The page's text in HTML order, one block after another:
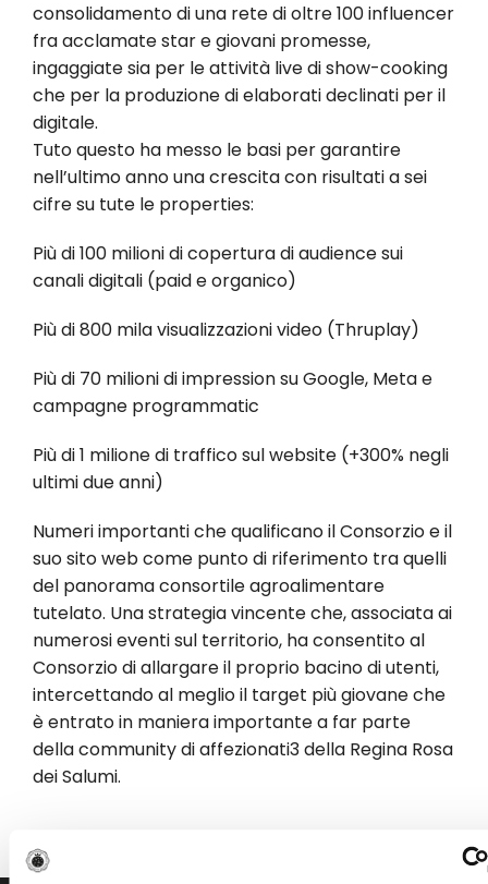
consolidamento di una rete di oltre 100 influencer
fra acclamate star e giovani promesse,
ingaggiate sia per le attività live di show-cooking
che per la produzione di elaborati declinati per il
digitale.
Tuto questo ha messo le basi per garantire
nell’ultimo anno una crescita con risultati a sei
cifre su tute le properties:
Più di 100 milioni di copertura di audience sui
canali digitali (paid e organico)
Più di 800 mila visualizzazioni video (Thruplay)
Più di 70 milioni di impression su Google, Meta e
campagne programmatic
Più di 1 milione di traffico sul website (+300% negli
ultimi due anni)
Numeri importanti che qualificano il Consorzio e il
suo sito web come punto di riferimento tra quelli
del panorama consortile agroalimentare
tutelato. Una strategia vincente che, associata ai
numerosi eventi sul territorio, ha consentito al
Consorzio di allargare il proprio bacino di utenti,
intercettando al meglio il target più giovane che
è entrato in maniera importante a far parte
della community di affezionati3 della Regina Rosa
dei Salumi.